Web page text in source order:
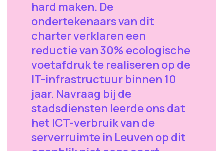
hard maken. De
ondertekenaars van dit
charter verklaren een
reductie van 30% ecologische
voetafdruk te realiseren op de
IT-infrastructuur binnen 10
jaar. Navraag bij de
stadsdiensten leerde ons dat
het ICT-verbruik van de
serverruimte in Leuven op dit